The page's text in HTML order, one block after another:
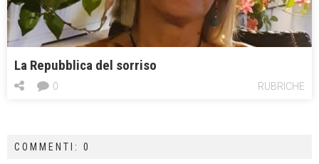
La Repubblica del sorriso
RUBRICHE
0
COMMENTI: 0